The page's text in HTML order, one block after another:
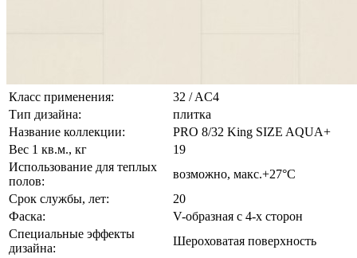
Класс применения:
32 / AC4
Тип дизайна:
плитка
Название коллекции:
PRO 8/32 King SIZE AQUA+
Вес 1 кв.м., кг
19
Использование для теплых
полов:
возможно, макс.+27°С
Срок службы, лет:
20
Фаска:
V-образная с 4-х сторон
Специальные эффекты
дизайна:
Шероховатая поверхность